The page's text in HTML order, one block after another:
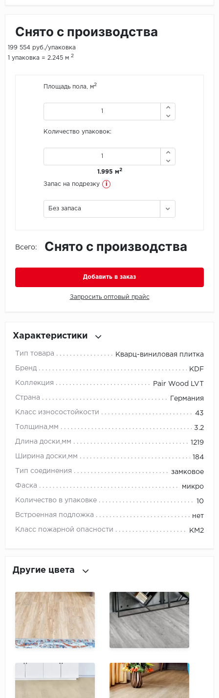
Jinan PDM
KDF
No brand
Pergo
Quality Flooring
Smartprofile
SPC Flooring
SPC Ideal Flooring
SPC Promo
Снято с производства
199 554 руб./упаковка
1 упаковка = 2.245 м 2
Площадь пола, м2
Количество упаковок:
1.995 м 2
Запас на подрезку i
Без запаса
Всего: Снято с производства
Добавить в заказ
Запросить оптовый прайс
Характеристики
Тип товара Кварц-виниловая плитка
Бренд KDF
Коллекция Pair Wood LVT
Страна Германия
Класс износостойкости 43
Толщина,мм 3.2
Длина доски,мм 1219
Ширина доски,мм 184
Тип соединения замковое
Фаска микро
Количество в упаковке 10
Встроенная подложка нет
Класс пожарной опасности КМ2
Другие цвета